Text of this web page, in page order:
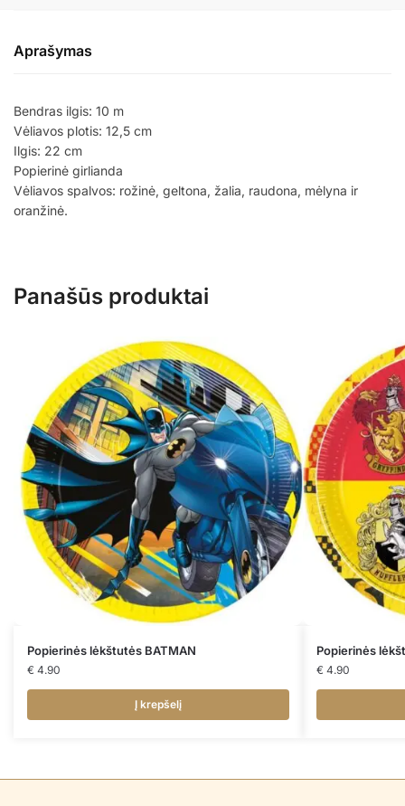
Aprašymas
Bendras ilgis: 10 m
Vėliavos plotis: 12,5 cm
Ilgis: 22 cm
Popierinė girlianda
Vėliavos spalvos: rožinė, geltona, žalia, raudona, mėlyna ir
oranžinė.
Panašūs produktai
Popierinės lėkštutės BATMAN
€ 4.90
Į krepšelį
Popierinės
€ 4.90